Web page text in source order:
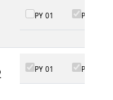
PY 01 PY 02
PY 01 PY 02